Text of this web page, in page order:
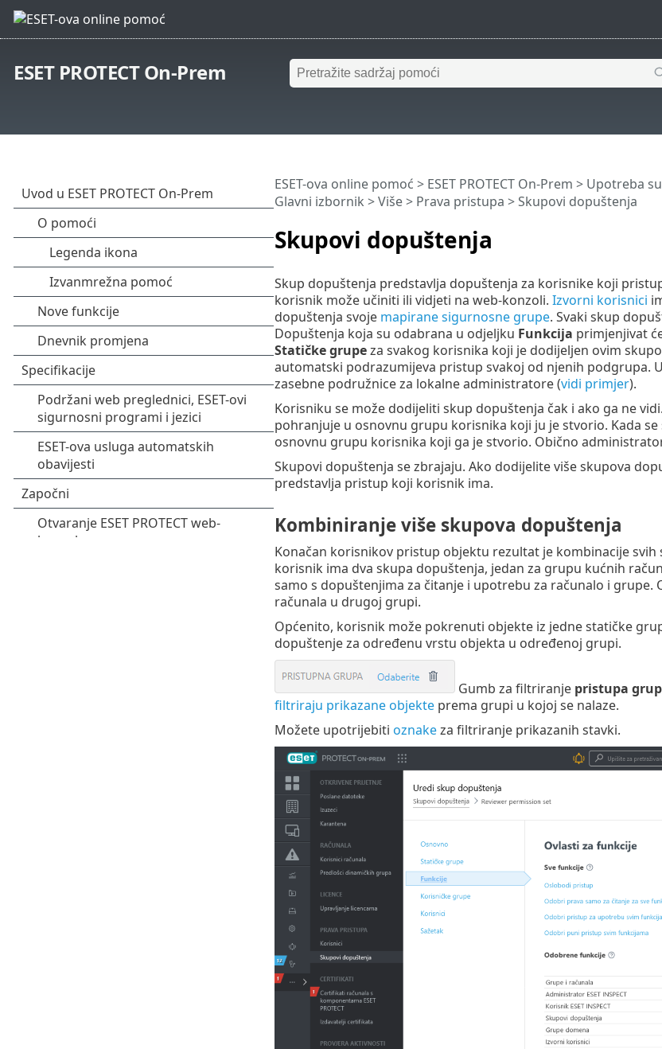
ESET PROTECT On-Prem
Skupovi dopuštenja
ESET-ova online pomoć > ESET PROTECT On-Prem > Upotreba
Glavni izbornik >Više> Prava pristupa > Skupovi dopuštenja
Skup dopuštenja predstavlja dopuštenja za korisnike koji
korisnik može učiniti ili vidjeti na web-konzoli. Izvorni korisnici
dopuštenja svoje mapirane sigurnosne grupe. Svaki skup
Dopuštenja koja su odabrana u odjeljku Funkcija primjenjivat
Statičke grupeza svakog korisnika koji je dodijeljen ovim
automatski podrazumijeva pristup svakoj od njenih podgrupa.
zasebne podružnice za lokalne administratore (vidi primjer).
Korisniku se može dodijeliti skup dopuštenja čak i ako ga ne
pohranjuje u osnovnu grupu korisnika koji ju je stvorio. Kada
osnovnu grupu korisnika koji ga je stvorio. Obično
Skupovi dopuštenja se zbrajaju. Ako dodijelite više skupova
predstavlja pristup koji korisnik ima.
Kombiniranje više skupova dopuštenja
Konačan korisnikov pristup objektu rezultat je kombinacije
korisnik ima dva skupa dopuštenja, jedan za grupu kućnih
samo s dopuštenjima za čitanje i upotrebu za računalo i
računala u drugoj grupi.
Općenito, korisnik može pokrenuti objekte iz jedne statičke
dopuštenje za određenu vrstu objekta u određenoj grupi.
Gumb za filtriranje pristupa
filtriraju prikazane objekteprema grupi u kojoj se nalaze.
Možete upotrijebiti oznakeza filtriranje prikazanih stavki.